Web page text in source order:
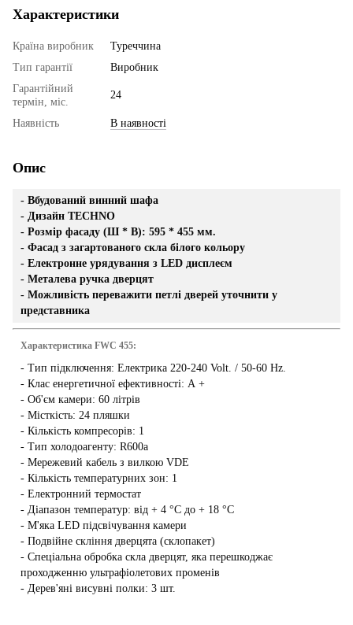
Характеристики
Країна виробник
Туреччина
Тип гарантії
Виробник
Гарантійний
термін, міс.
24
Наявність В наявності
Опис
- Вбудований винний шафа
- Дизайн TECHNO
- Розмір фасаду (Ш * В): 595 * 455 мм.
- Фасад з загартованого скла білого кольору
- Електронне урядування з LED дисплеєм
- Металева ручка дверцят
- Можливість переважити петлі дверей уточнити у
представника
Характеристика FWC 455:
- Тип підключення: Електрика 220-240 Volt. / 50-60 Hz.
- Клас енергетичної ефективності: А +
- Об'єм камери: 60 літрів
- Місткість: 24 пляшки
- Кількість компресорів: 1
- Тип холодоагенту: R600a
- Мережевий кабель з вилкою VDE
- Кількість температурних зон: 1
- Електронний термостат
- Діапазон температур: від + 4 °С до + 18 °С
- М'яка LED підсвічування камери
- Подвійне скління дверцята (склопакет)
- Спеціальна обробка скла дверцят, яка перешкоджає
проходженню ультрафіолетових променів
- Дерев'яні висувні полки: 3 шт.